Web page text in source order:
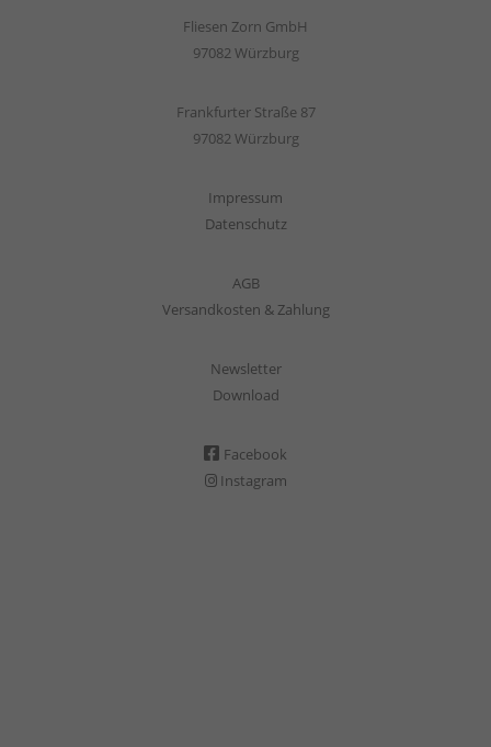
Fliesen Zorn GmbH
97082 Würzburg
Frankfurter Straße 87
97082 Würzburg
Impressum
Datenschutz
AGB
Versandkosten & Zahlung
Newsletter
Download
Facebook
Instagram